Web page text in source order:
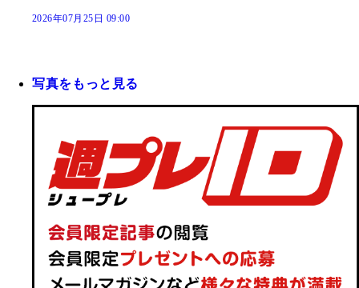
2026年07月25日 09:00
写真をもっと見る